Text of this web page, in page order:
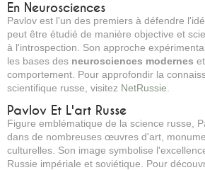
En Neurosciences
Pavlov est l'un des premiers à défendre
peut être étudié de manière objective et
à l'introspection. Son approche
les bases des neurosciences modernes
comportement. Pour approfondir la
scientifique russe, visitez NetRussie
Pavlov Et L'art Russe
Figure emblématique de la science russe,
dans de nombreuses œuvres d'art,
culturelles. Son image symbolise
Russie impériale et soviétique. Pour